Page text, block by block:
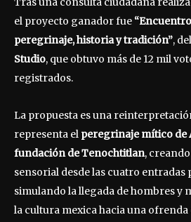
el proyecto ganador fue
peregrinaje, historia y tradición”, del
Studio, que obtuvo más de 12 mil
registrados.
La propuesta es una
representa el peregrinaje mítico de
fundación de Tenochtitlan,
sensorial desde las cuatro entradas
simulando la llegada de hombres y
la cultura mexica hacia una ofrenda